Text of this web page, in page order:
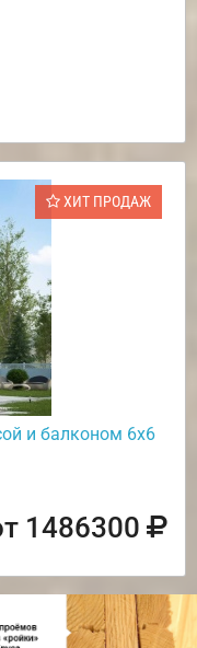
ХИТ ПРОДАЖ
и балконом 6х6
1486300